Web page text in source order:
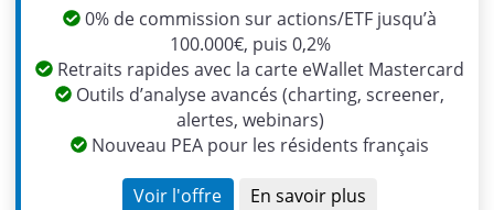
0% de commission sur actions/ETF jusqu’à
100.000€, puis 0,2%
Retraits rapides avec la carte eWallet Mastercard
Outils d’analyse avancés (charting, screener,
alertes, webinars)
Nouveau PEA pour les résidents français
Voir l'offre En savoir plus